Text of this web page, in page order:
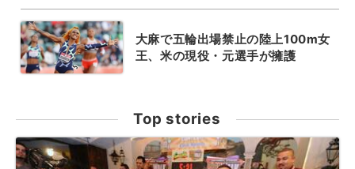
大麻で五輪出場禁止の陸上100m女
王、米の現役・元選手が擁護
Top stories